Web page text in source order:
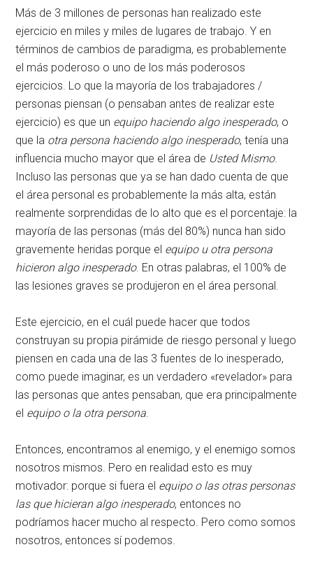
Más de 3 millones de personas han realizado este
ejercicio en miles y miles de lugares de trabajo. Y en
términos de cambios de paradigma, es probablemente
el más poderoso o uno de los más poderosos
ejercicios. Lo que la mayoría de los trabajadores /
personas piensan (o pensaban antes de realizar este
ejercicio) es que un equipo haciendo algo inesperado, o
que la otra persona haciendo algo inesperado, tenía una
influencia mucho mayor que el área de Usted Mismo.
Incluso las personas que ya se han dado cuenta de que
el área personal es probablemente la más alta, están
realmente sorprendidas de lo alto que es el porcentaje: la
mayoría de las personas (más del 80%) nunca han sido
gravemente heridas porque el equipo u otra persona
hicieron algo inesperado. En otras palabras, el 100% de
las lesiones graves se produjeron en el área personal.
Este ejercicio, en el cuál puede hacer que todos
construyan su propia pirámide de riesgo personal y luego
piensen en cada una de las 3 fuentes de lo inesperado,
como puede imaginar, es un verdadero «revelador» para
las personas que antes pensaban, que era principalmente
el equipo o la otra persona.
Entonces, encontramos al enemigo, y el enemigo somos
nosotros mismos. Pero en realidad esto es muy
motivador: porque si fuera el equipo o las otras personas
las que hicieran algo inesperado, entonces no
podríamos hacer mucho al respecto. Pero como somos
nosotros, entonces sí podemos.